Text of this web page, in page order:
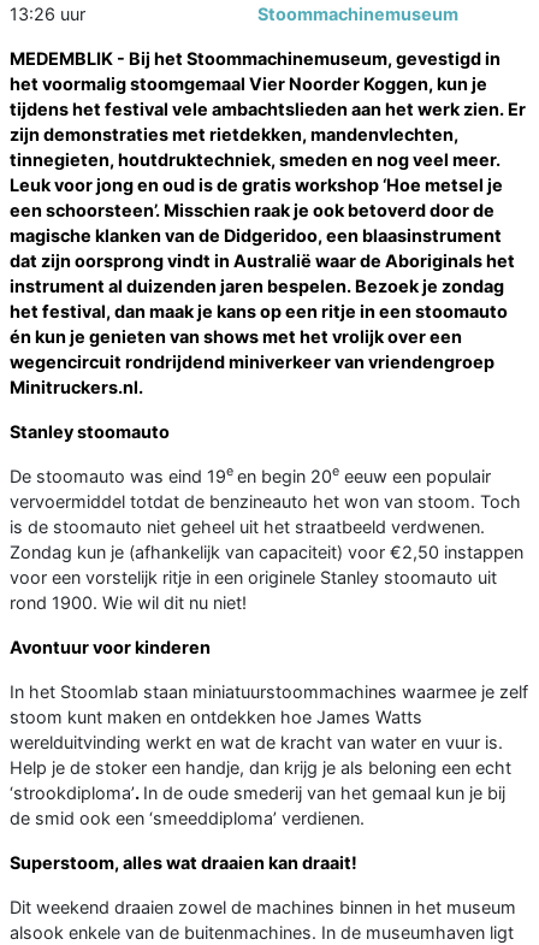
13:26 uur
Stoommachinemuseum
MEDEMBLIK - Bij het Stoommachinemuseum, gevestigd in
het voormalig stoomgemaal Vier Noorder Koggen, kun je
tijdens het festival vele ambachtslieden aan het werk zien. Er
zijn demonstraties met rietdekken, mandenvlechten,
tinnegieten, houtdruktechniek, smeden en nog veel meer.
Leuk voor jong en oud is de gratis workshop ‘Hoe metsel je
een schoorsteen’. Misschien raak je ook betoverd door de
magische klanken van de Didgeridoo, een blaasinstrument
dat zijn oorsprong vindt in Australië waar de Aboriginals het
instrument al duizenden jaren bespelen. Bezoek je zondag
het festival, dan maak je kans op een ritje in een stoomauto
én kun je genieten van shows met het vrolijk over een
wegencircuit rondrijdend miniverkeer van vriendengroep
Minitruckers.nl.
Stanley stoomauto
De stoomauto was eind 19e en begin 20e eeuw een populair
vervoermiddel totdat de benzineauto het won van stoom. Toch
is de stoomauto niet geheel uit het straatbeeld verdwenen.
Zondag kun je (afhankelijk van capaciteit) voor €2,50 instappen
voor een vorstelijk ritje in een originele Stanley stoomauto uit
rond 1900. Wie wil dit nu niet!
Avontuur voor kinderen
In het Stoomlab staan miniatuurstoommachines waarmee je zelf
stoom kunt maken en ontdekken hoe James Watts
werelduitvinding werkt en wat de kracht van water en vuur is.
Help je de stoker een handje, dan krijg je als beloning een echt
‘strookdiploma’. In de oude smederij van het gemaal kun je bij
de smid ook een ‘smeeddiploma’ verdienen.
Superstoom, alles wat draaien kan draait!
Dit weekend draaien zowel de machines binnen in het museum
alsook enkele van de buitenmachines. In de museumhaven ligt